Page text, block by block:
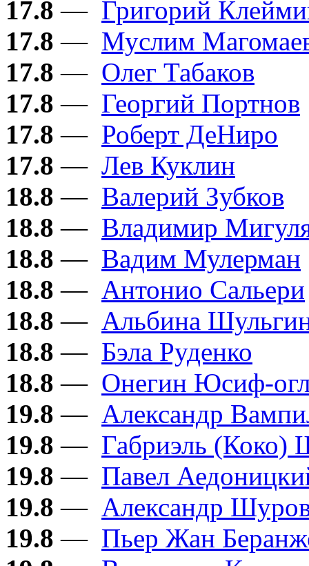
17.8 — Григорий
17.8 — Муслим
17.8 — Олег Табаков
17.8 — Георгий Портнов
17.8 — Роберт ДеНиро
17.8 — Лев Куклин
18.8 — Валерий Зубков
18.8 — Владимир
18.8 — Вадим Мулерман
18.8 — Антонио Сальери
18.8 — Альбина
18.8 — Бэла Руденко
18.8 — Онегин Юсиф-
19.8 — Александр
19.8 — Габриэль (Коко)
19.8 — Павел
19.8 — Александр
19.8 — Пьер Жан